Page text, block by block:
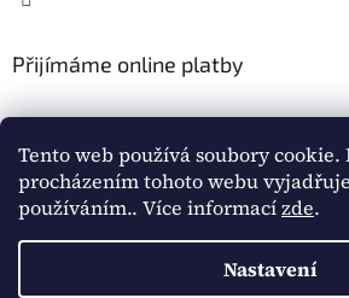
Tento web používá soubory cookie.
procházením tohoto webu
používáním.. Více informacízde.
Nastavení
Přijímáme online platby
Vytvořil